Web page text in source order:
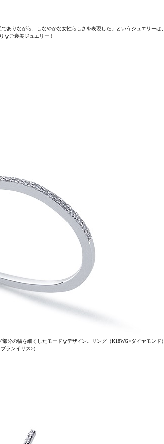
ありながら、しなやかな女性らしさを表現した」というジュエリーは、
なご褒美ジュエリー！
分の幅を細くしたモードなデザイン。リング（K18WG×ダイヤモンド）
ブランイリス>)